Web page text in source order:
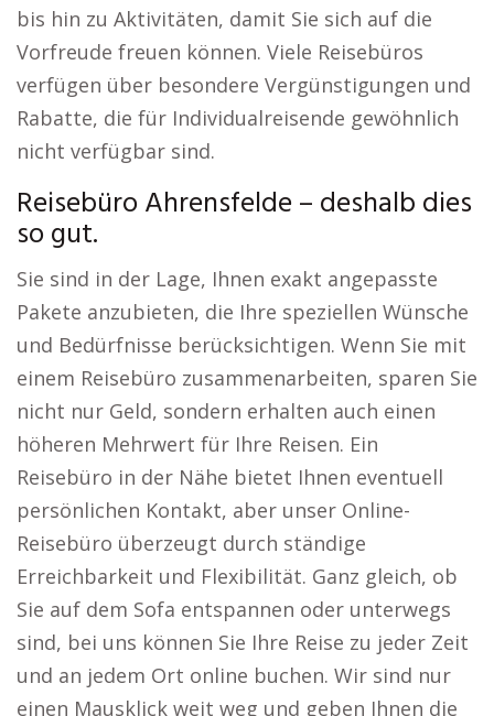
bis hin zu Aktivitäten, damit Sie sich auf die
Vorfreude freuen können. Viele Reisebüros
verfügen über besondere Vergünstigungen und
Rabatte, die für Individualreisende gewöhnlich
nicht verfügbar sind.
Reisebüro Ahrensfelde – deshalb dies
so gut.
Sie sind in der Lage, Ihnen exakt angepasste
Pakete anzubieten, die Ihre speziellen Wünsche
und Bedürfnisse berücksichtigen. Wenn Sie mit
einem Reisebüro zusammenarbeiten, sparen Sie
nicht nur Geld, sondern erhalten auch einen
höheren Mehrwert für Ihre Reisen. Ein
Reisebüro in der Nähe bietet Ihnen eventuell
persönlichen Kontakt, aber unser Online-
Reisebüro überzeugt durch ständige
Erreichbarkeit und Flexibilität. Ganz gleich, ob
Sie auf dem Sofa entspannen oder unterwegs
sind, bei uns können Sie Ihre Reise zu jeder Zeit
und an jedem Ort online buchen. Wir sind nur
einen Mausklick weit weg und geben Ihnen die